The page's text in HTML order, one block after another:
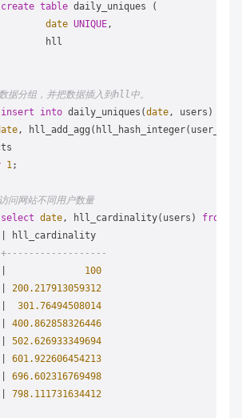
create table daily_uniques (
date UNIQUE,
hll
据分组，并把数据插入到hll中。
insert into daily_uniques(date, users)
, hll_add_agg(hll_hash_integer(user_id))
1;
问网站不同用户数量
select date, hll_cardinality(users) from
100
200.217913059312
301.76494508014
400.862858326446
502.626933349694
601.922606454213
696.602316769498
798.111731634412